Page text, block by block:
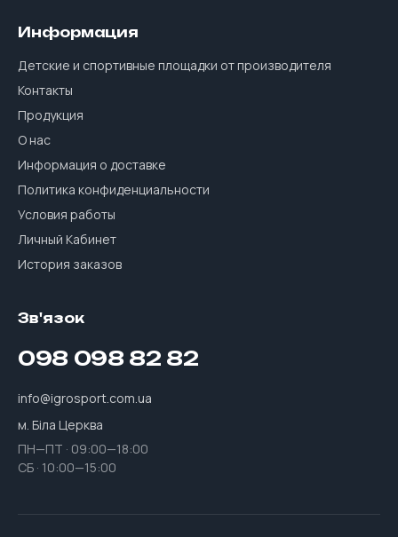
Информация
Детские и спортивные площадки от производителя
Контакты
Продукция
О нас
Информация о доставке
Политика конфиденциальности
Условия работы
Личный Кабинет
История заказов
Зв'язок
098 098 82 82
info@igrosport.com.ua
м. Біла Церква
ПН—ПТ · 09:00—18:00
СБ · 10:00—15:00